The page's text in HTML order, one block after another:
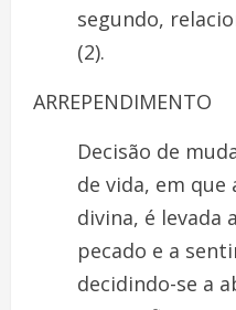
segundo,
(2).
ARREPENDIMENTO
Decisão de
de vida, em que
divina, é levada
pecado e a
decidindo-se a